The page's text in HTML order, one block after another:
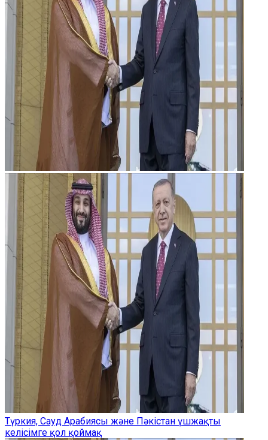
Түркия, Сауд Арабиясы және Пәкістан үшжақты
келісімге қол қоймақ